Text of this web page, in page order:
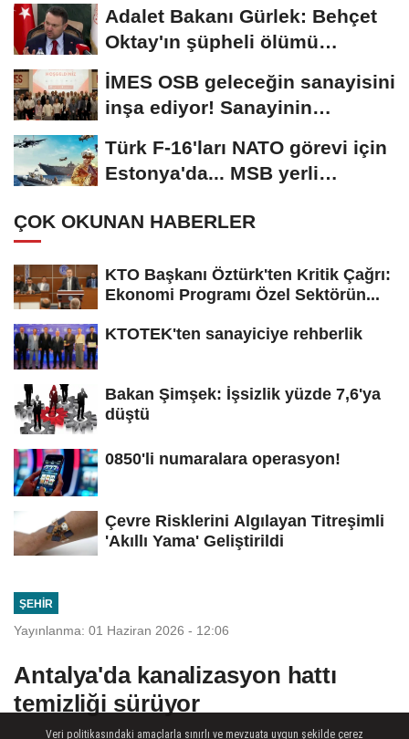
Adalet Bakanı Gürlek: Behçet
Oktay'ın şüpheli ölümü
yeniden kapsamlı...
İMES OSB geleceğin sanayisini
inşa ediyor! Sanayinin
Türk F-16'ları NATO görevi için
Estonya'da... MSB yerli
ÇOK OKUNAN HABERLER
KTO Başkanı Öztürk'ten Kritik Çağrı:
Ekonomi Programı Özel Sektörün...
KTOTEK'ten sanayiciye rehberlik
Bakan Şimşek: İşsizlik yüzde 7,6'ya
düştü
0850'li numaralara operasyon!
Çevre Risklerini Algılayan Titreşimli
'Akıllı Yama' Geliştirildi
ŞEHIR
Yayınlanma: 01 Haziran 2026 - 12:06
Antalya'da kanalizasyon hattı
temizliği sürüyor
Veri politikasındaki amaçlarla sınırlı ve mevzuata uygun şekilde çerez